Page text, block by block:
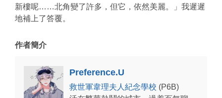
新樓呢……北角變了許多，但它，依然美麗。」我遲遲
地補上了答覆。
作者簡介
Preference.U
救世軍韋理夫人紀念學校 (P6B)